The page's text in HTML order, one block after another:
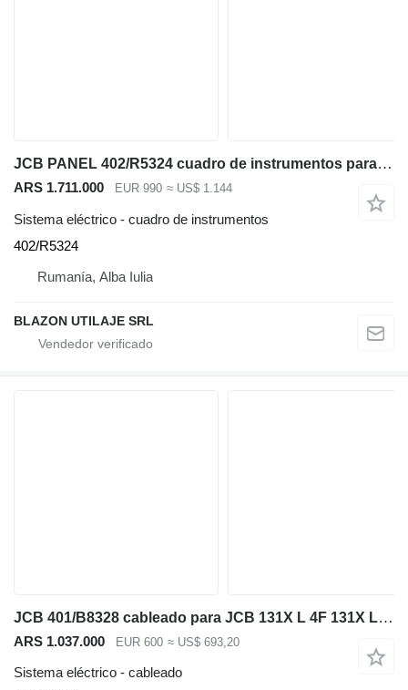
JCB PANEL 402/R5324 cuadro de instrumentos para JCB 210X 220X 140X 130X excavadora
ARS 1.711.000 EUR 990 ≈ US$ 1.144
Sistema eléctrico - cuadro de instrumentos
402/R5324
Rumanía, Alba Iulia
BLAZON UTILAJE SRL
JCB 401/B8328 cableado para JCB 131X L 4F 131X L SV 140X L 4F 140X L SV 150X H 4F 150X H SV 150X L 4F 150X L SV 150X LT 4F 150X LT SV 210X LC SV 210X LC MONO T4F 210X SC SV 210X SC MONO T4F 220LCD TAB T4F 220LCXD MON0 T4F 220X C SV 220X LC SV 220X LC MONO LR T4F 220X LC MONO T4F 220X LC TAB T4F 220X LC XTRA SV 220X LCD MONO T4F 220X SC SV 220X SC MONO T4F 220X SLC T4F MONO 245XRL 4F 245XRL SV 245XRL D4F 245XRLT SV excavadora
ARS 1.037.000 EUR 600 ≈ US$ 693,20
Sistema eléctrico - cableado